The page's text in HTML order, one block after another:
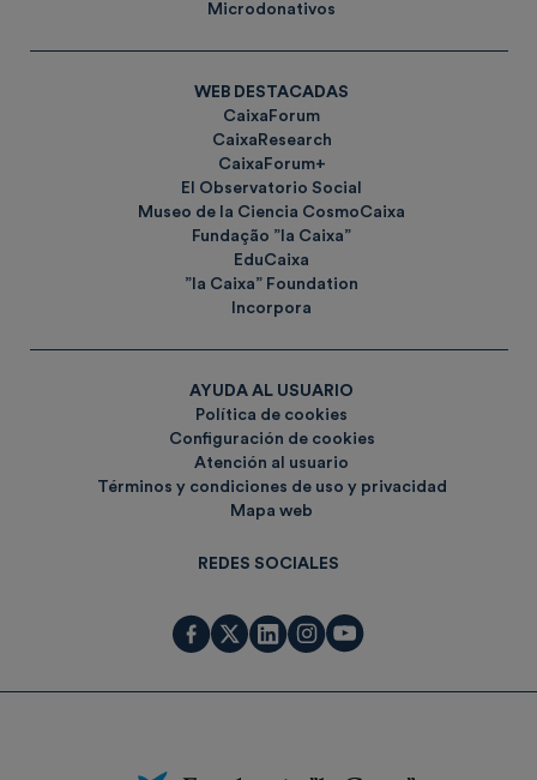
Microdonativos
WEB DESTACADAS
CaixaForum
CaixaResearch
CaixaForum+
El Observatorio Social
Museo de la Ciencia CosmoCaixa
Fundação ”la Caixa”
EduCaixa
”la Caixa” Foundation
Incorpora
AYUDA AL USUARIO
Política de cookies
Configuración de cookies
Atención al usuario
Términos y condiciones de uso y privacidad
Mapa web
REDES SOCIALES